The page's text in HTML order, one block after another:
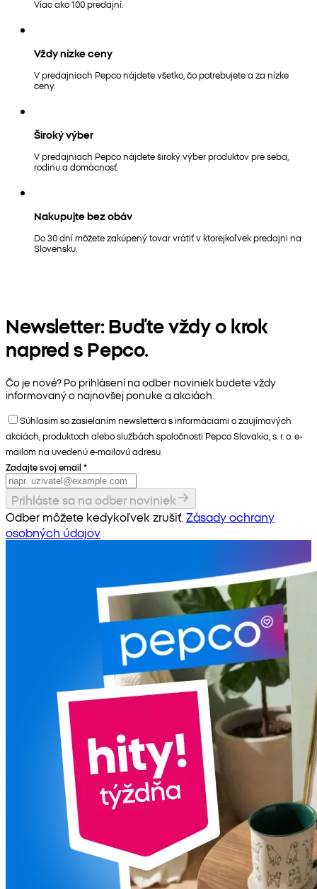
Viac ako 100 predajní.
Vždy nízke ceny
V predajniach Pepco nájdete všetko, čo potrebujete a za nízke
ceny.
Široký výber
V predajniach Pepco nájdete široký výber produktov pre seba,
rodinu a domácnosť.
Nakupujte bez obáv
Do 30 dní môžete zakúpený tovar vrátiť v ktorejkoľvek predajni na
Slovensku.
Newsletter: Buďte vždy o krok
napred s Pepco.
Čo je nové? Po prihlásení na odber noviniek budete vždy
informovaný o najnovšej ponuke a akciách.
Súhlasím so zasielaním newslettera s informáciami o zaujímavých
akciách, produktoch alebo službách spoločnosti Pepco Slovakia, s. r. o. e-
mailom na uvedenú e-mailovú adresu.
Zadajte svoj email *
Prihláste sa na odber noviniek
Odber môžete kedykoľvek zrušiť. Zásady ochrany
osobných údajov